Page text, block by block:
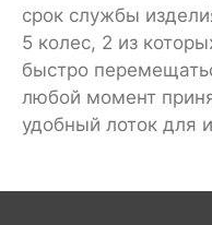
срок службы
5 колес, 2 из
быстро
любой момент
удобный лоток для